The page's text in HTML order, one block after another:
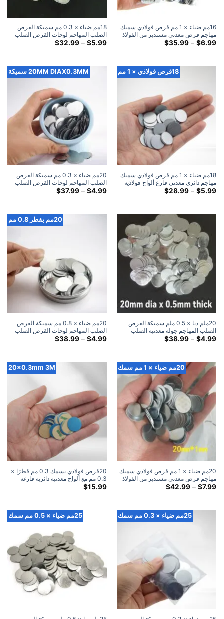
16مم ضياء × 1 مم قرص فولاذي سميك
مهاجم قرص معدني مستدير من الفولاذ
$6.99
–
$35.99 النطاق
$35.99
18مم ضياء × 0.3 مم سميكة القرص
الصلب المهاجم لوحات القرص الصلب
المعدنية المستديرة
$5.99
–
$32.99 النطاق
$32.99
18قرص فولاذي × 1 مم
18مم ضياء × 1 مم قرص فولاذي سميك
مهاجم دائري معدني فارغ ألواح فولاذية
$5.99
–
$28.99 النطاق
$28.99
20MM DIAX0.3MM سميكة
20مم ضياء × 0.3 مم سميكة القرص
الصلب المهاجم لوحات القرص الصلب
المعدنية المستديرة
$4.99
–
$37.99 النطاق
$37.99
20ملم ديا × 0.5 ملم سميكة القرص
الصلب المهاجم جولة معدنية الصلب
لوحات الضرب القرص
$4.99
–
$38.99 النطاق
$38.99
20مم بقطر 0.8 مم
20مم ضياء × 0.8 مم سميكة القرص
الصلب المهاجم لوحات القرص الصلب
المعدنية المستديرة
$4.99
–
$38.99 النطاق
$38.99
20مم ضياء × 1 مم سمك
20مم ضياء × 1 مم قرص فولاذي سميك
مهاجم قرص معدني مستدير من الفولاذ
$7.99
–
$42.99 النطاق
$42.99
20x0.3mm 3M
20قرص فولاذي بسمك 0.3 مم قطرًا ×
0.3 مم مع ألواح معدنية دائرية فارغة
لاصقة 3M (100 علية) $15.99
25مم ضياء × 0.3 مم سمك 25مم ضياء × 0.5 مم سمك